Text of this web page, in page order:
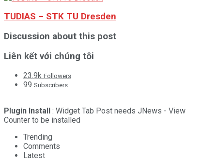
TUDIAS – STK TU Dresden
Discussion about this post
Liên kết với chúng tôi
23.9k Followers
99 Subscribers
Plugin Install : Widget Tab Post needs JNews - View
Counter to be installed
Trending
Comments
Latest